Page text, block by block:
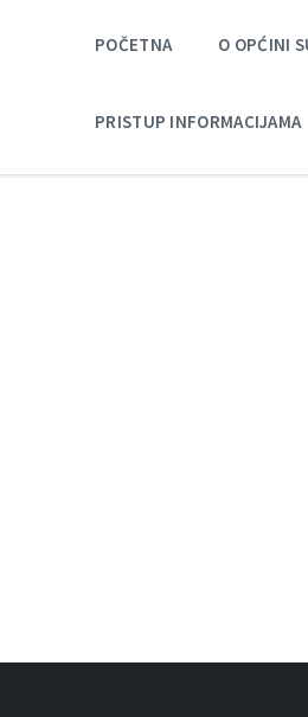
POČETNA O OPĆINI
PRISTUP INFORMACIJAMA